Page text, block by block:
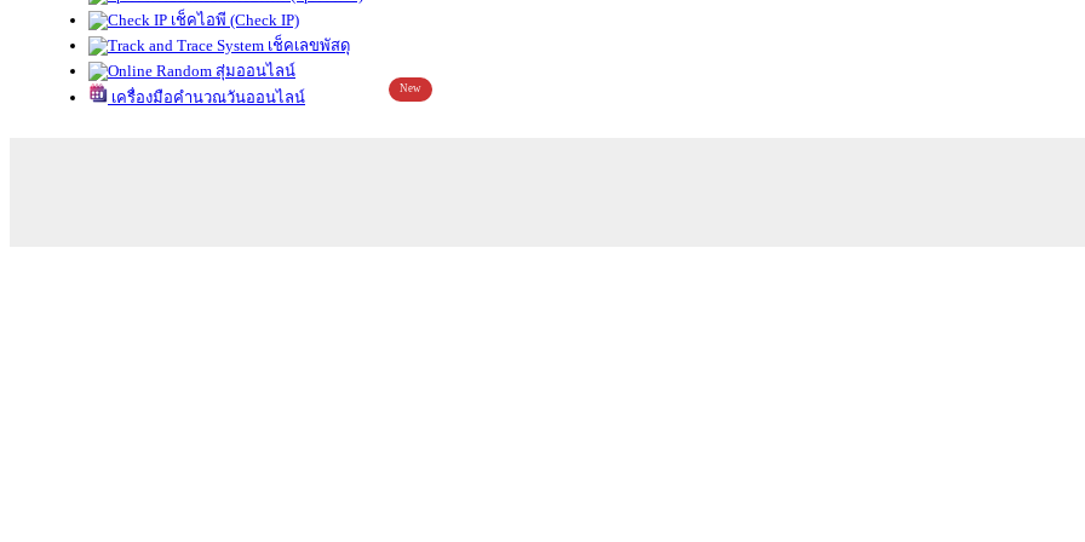
เช็คไอพี (Check IP)
เช็คเลขพัสดุ
สุ่มออนไลน์
เครื่องมือคำนวณวันออนไลน์
New